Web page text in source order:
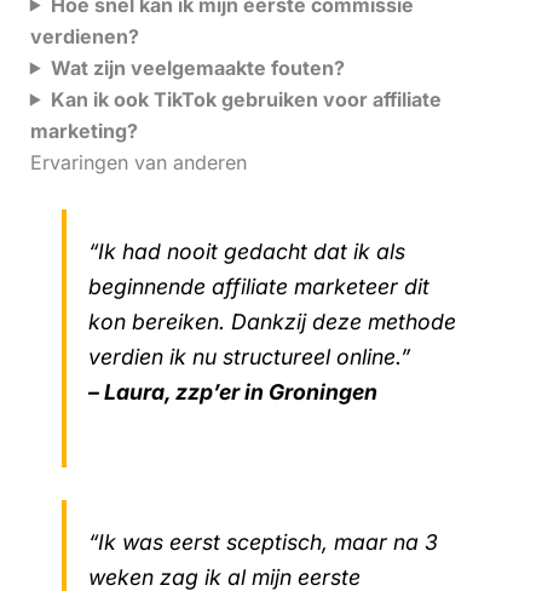
verdienen?
Wat zijn veelgemaakte fouten?
Kan ik ook TikTok gebruiken voor affiliate
marketing?
Ervaringen van anderen
“Ik had nooit gedacht dat ik als
beginnende affiliate marketeer dit
kon bereiken. Dankzij deze methode
verdien ik nu structureel online.”
– Laura, zzp’er in Groningen
“Ik was eerst sceptisch, maar na 3
weken zag ik al mijn eerste